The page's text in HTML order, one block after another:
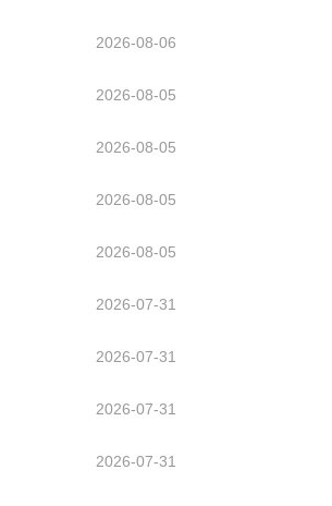
2026-08-06
2026-08-05
2026-08-05
2026-08-05
2026-08-05
2026-07-31
2026-07-31
2026-07-31
2026-07-31